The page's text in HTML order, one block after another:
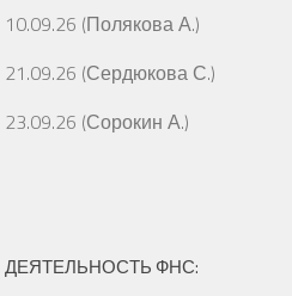
10.09.26 (Полякова А.)
21.09.26 (Сердюкова С.)
23.09.26 (Сорокин А.)
ДЕЯТЕЛЬНОСТЬ ФНС: